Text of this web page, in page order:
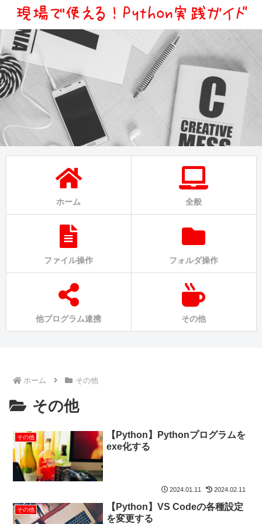
ホーム 全般
ファイル操作 フォルダ操作
他プログラム連携 その他
ホーム その他
その他
その他
【Python】Pythonプログラムを
exe化する
2024.01.11 2024.02.11
その他
【Python】VS Codeの各種設定
を変更する